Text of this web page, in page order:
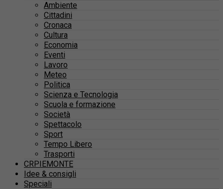
Ambiente
Cittadini
Cronaca
Cultura
Economia
Eventi
Lavoro
Meteo
Politica
Scienza e Tecnologia
Scuola e formazione
Società
Spettacolo
Sport
Tempo Libero
Trasporti
CRPIEMONTE
Idee & consigli
Speciali